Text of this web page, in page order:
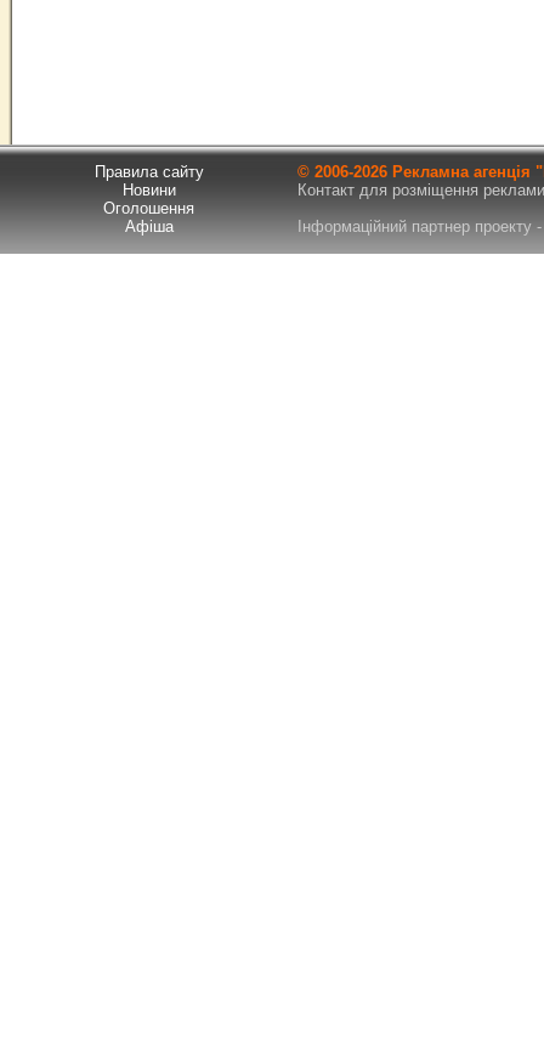
Правила сайту
Новини
Оголошення
Афіша
© 2006-2026 Рекламна
Контакт для розміщення
Інформаційний партнер проекту